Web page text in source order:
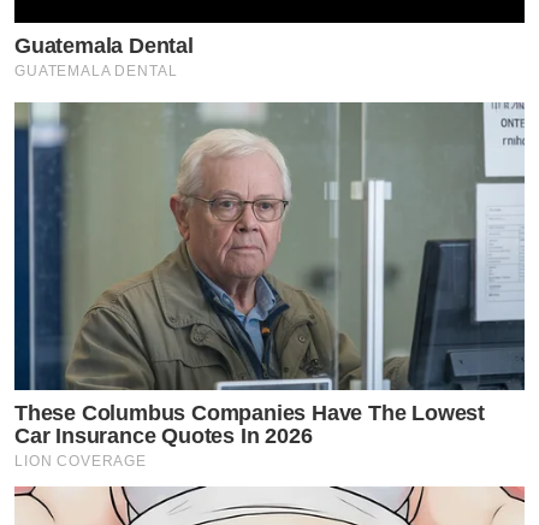
Guatemala Dental
GUATEMALA DENTAL
These Columbus Companies Have The Lowest
Car Insurance Quotes In 2026
LION COVERAGE